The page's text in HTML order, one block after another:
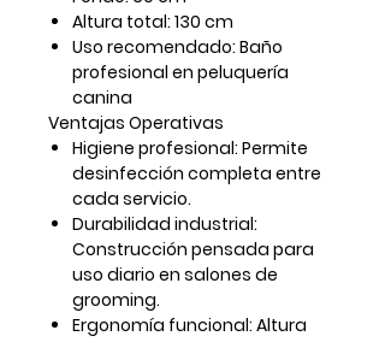
Altura total: 130 cm
Uso recomendado: Baño
profesional en peluquería
canina
Ventajas Operativas
Higiene profesional: Permite
desinfección completa entre
cada servicio.
Durabilidad industrial:
Construcción pensada para
uso diario en salones de
grooming.
Ergonomía funcional: Altura